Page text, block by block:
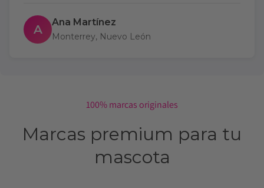
A
Ana Martínez
Monterrey, Nuevo León
100% marcas originales
Marcas premium para tu
mascota